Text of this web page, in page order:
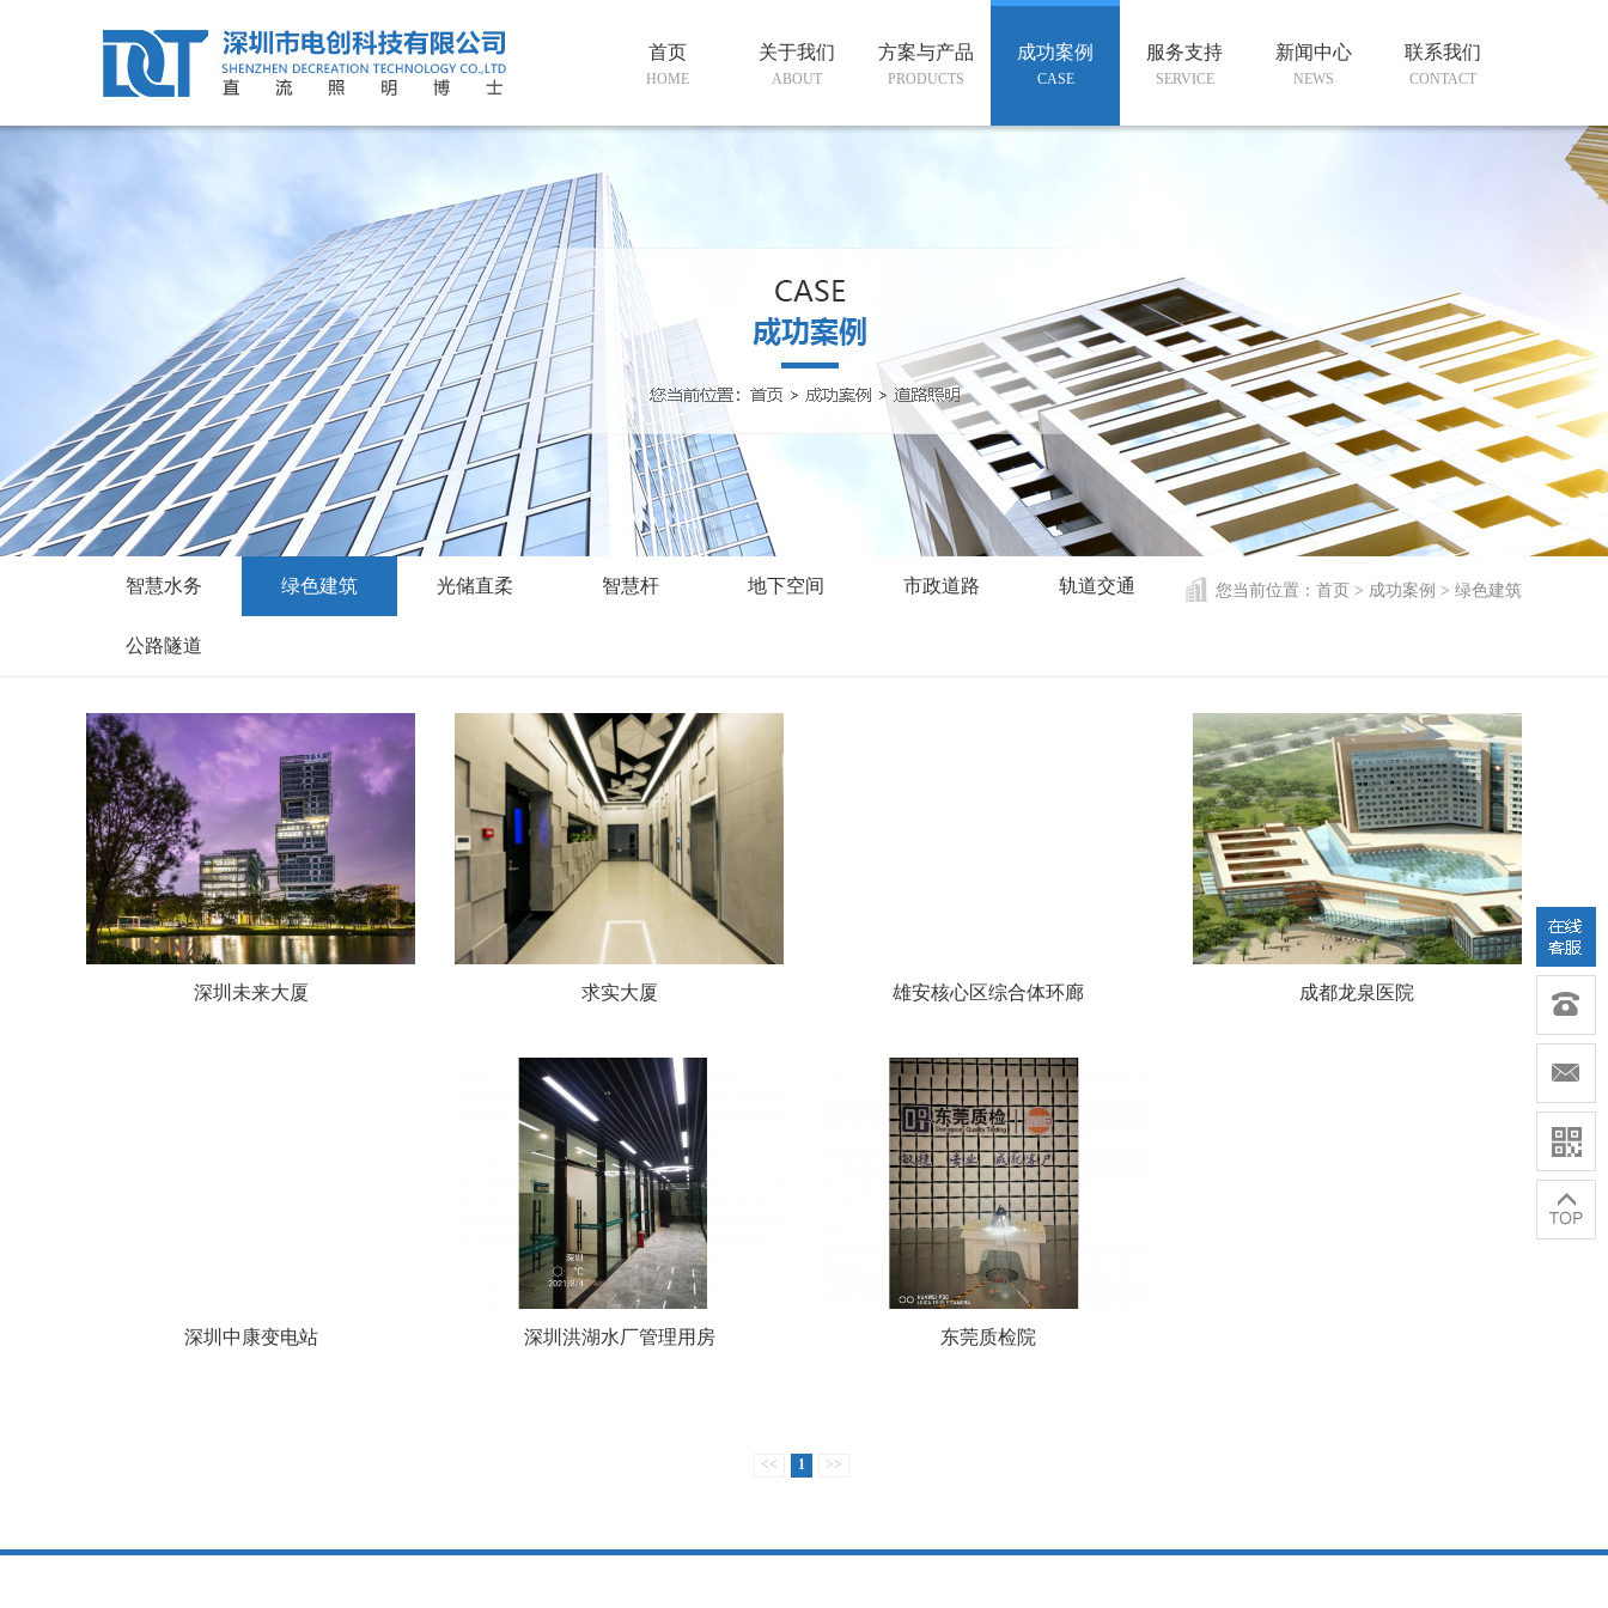
首页
HOME
关于我们
ABOUT
方案与产品
PRODUCTS
成功案例
CASE
服务支持
SERVICE
新闻中心
NEWS
联系我们
CONTACT
您当前位置：首页 > 成功案例 > 绿色建筑
智慧水务 绿色建筑 光储直柔 智慧杆 地下空间 市政道路 轨道交通
公路隧道
深圳未来大厦 求实大厦 雄安核心区综合体环廊 成都龙泉医院
深圳中康变电站 深圳洪湖水厂管理用房 东莞质检院
<< 1 >>